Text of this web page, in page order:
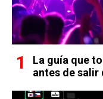
La guía que
antes de salir